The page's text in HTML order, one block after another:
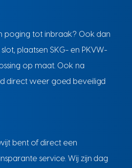
poging tot inbraak? Ook dan
plaatsen SKG- en PKVW-
op maat. Ook na
direct weer goed beveiligd
bent of direct een
service. Wij zijn dag